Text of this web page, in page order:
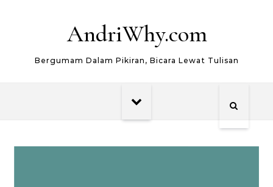
AndriWhy.com
Bergumam Dalam Pikiran, Bicara Lewat Tulisan